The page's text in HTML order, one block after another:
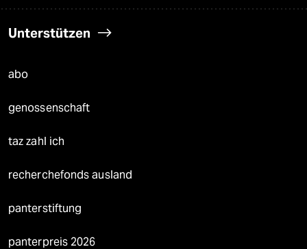
Unterstützen
abo
genossenschaft
taz zahl ich
recherchefonds ausland
panterstiftung
panterpreis 2026